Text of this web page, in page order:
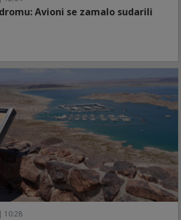
Avioni se zamalo sudarili
10:28